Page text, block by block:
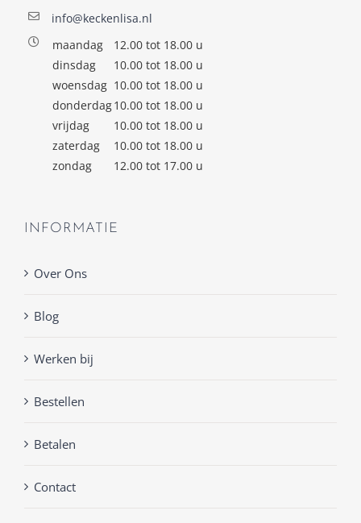
info@keckenlisa.nl
maandag
12.00 tot 18.00 u
dinsdag
10.00 tot 18.00 u
woensdag 10.00 tot 18.00 u
donderdag10.00 tot 18.00 u
vrijdag
10.00 tot 18.00 u
zaterdag
10.00 tot 18.00 u
zondag
12.00 tot 17.00 u
INFORMATIE
Over Ons
Blog
Werken bij
Bestellen
Betalen
Contact